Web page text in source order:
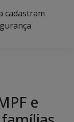
cadastram
e